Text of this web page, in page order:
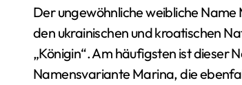
Der ungewöhnliche weibliche
den ukrainischen und kroatischen
„Königin“. Am häufigsten ist dieser
Namensvariante Marina, die